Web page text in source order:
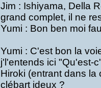
Jim : Ishiyama, Della
grand complet, il ne
Yumi : Bon ben moi
Yumi : C'est bon la
j'l'entends ici "Qu'est-
Hiroki (entrant dans
clébart ideux ?